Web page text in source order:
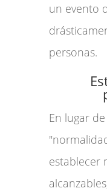
un evento
personas.
En lugar
establecer